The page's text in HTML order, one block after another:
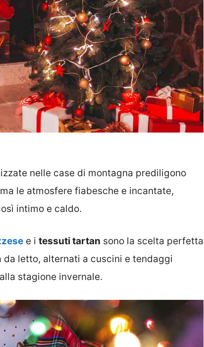
nelle case di montagna prediligono
le atmosfere fiabesche e incantate,
intimo e caldo.
e i tessuti tartan sono la scelta perfetta
letto, alternati a cuscini e tendaggi
stagione invernale.